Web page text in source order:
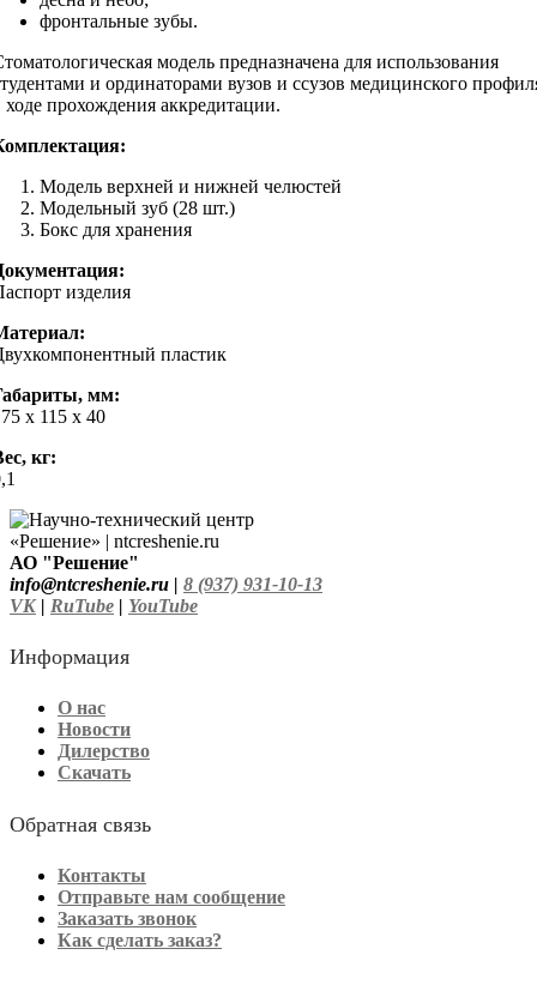
фронтальные зубы.
модель предназначена для использования
и ординаторами вузов и ссузов медицинского
ходе прохождения аккредитации.
Модель верхней и нижней челюстей
Модельный зуб (28 шт.)
Бокс для хранения
изделия
пластик
мм:
х 115 х 40
кг:
АО "Решение"
info@ntcreshenie.ru | 8 (937) 931-10-13
VK| RuTube | YouTube
Информация
О нас
Новости
Дилерство
Скачать
Обратная связь
Контакты
Отправьте нам сообщение
Заказать звонок
Как сделать заказ?